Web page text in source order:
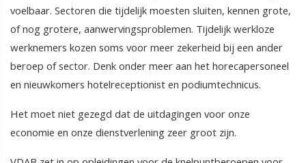
voelbaar. Sectoren die tijdelijk moesten sluiten, kennen grote,
of nog grotere, aanwervingsproblemen. Tijdelijk werkloze
werknemers kozen soms voor meer zekerheid bij een ander
beroep of sector. Denk onder meer aan het horecapersoneel
en nieuwkomers hotelreceptionist en podiumtechnicus.
Het moet niet gezegd dat de uitdagingen voor onze
economie en onze dienstverlening zeer groot zijn.